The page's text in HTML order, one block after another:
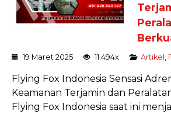
19 Maret 2025 11.494x Artikel
Flying Fox Indonesia Sensasi
Keamanan Terjamin dan
Flying Fox Indonesia saat ini